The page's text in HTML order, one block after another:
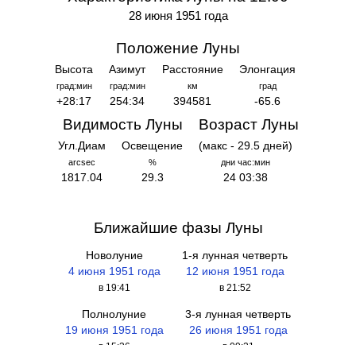
28 июня 1951 года
Положение Луны
Высота
град:мин
+28:17
Азимут
град:мин
254:34
Расстояние
км
394581
Элонгация
град
-65.6
Видимость Луны
Угл.Диам
arcsec
1817.04
Освещение
%
29.3
Возраст Луны
(макс - 29.5 дней)
дни час:мин
24 03:38
Ближайшие фазы Луны
Новолуние
4 июня 1951 года
в 19:41
1-я лунная четверть
12 июня 1951 года
в 21:52
Полнолуние
19 июня 1951 года
3-я лунная четверть
26 июня 1951 года